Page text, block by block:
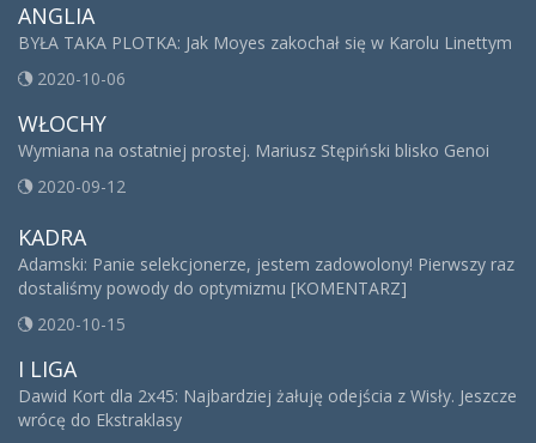
ANGLIA
BYŁA TAKA PLOTKA: Jak Moyes zakochał się w Karolu Linettym
2020-10-06
WŁOCHY
Wymiana na ostatniej prostej. Mariusz Stępiński blisko Genoi
2020-09-12
KADRA
Adamski: Panie selekcjonerze, jestem zadowolony! Pierwszy raz
dostaliśmy powody do optymizmu [KOMENTARZ]
2020-10-15
I LIGA
Dawid Kort dla 2x45: Najbardziej żałuję odejścia z Wisły. Jeszcze
wrócę do Ekstraklasy